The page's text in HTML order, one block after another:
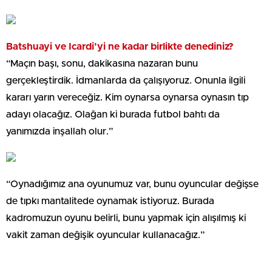
Batshuayi ve Icardi’yi ne kadar birlikte denediniz?
“Maçın başı, sonu, dakikasına nazaran bunu
gerçekleştirdik. İdmanlarda da çalışıyoruz. Onunla ilgili
kararı yarın vereceğiz. Kim oynarsa oynarsa oynasın tıp
adayı olacağız. Olağan ki burada futbol bahtı da
yanımızda inşallah olur.”
“Oynadığımız ana oyunumuz var, bunu oyuncular değişse
de tıpkı mantalitede oynamak istiyoruz. Burada
kadromuzun oyunu belirli, bunu yapmak için alışılmış ki
vakit zaman değişik oyuncular kullanacağız.”